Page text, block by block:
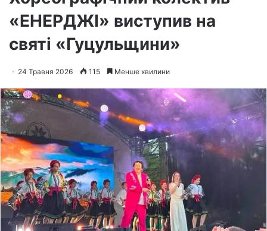
«ЕНЕРДЖІ» виступив на
святі «Гуцульщини»
24 Травня 2026 115 Менше хвилини